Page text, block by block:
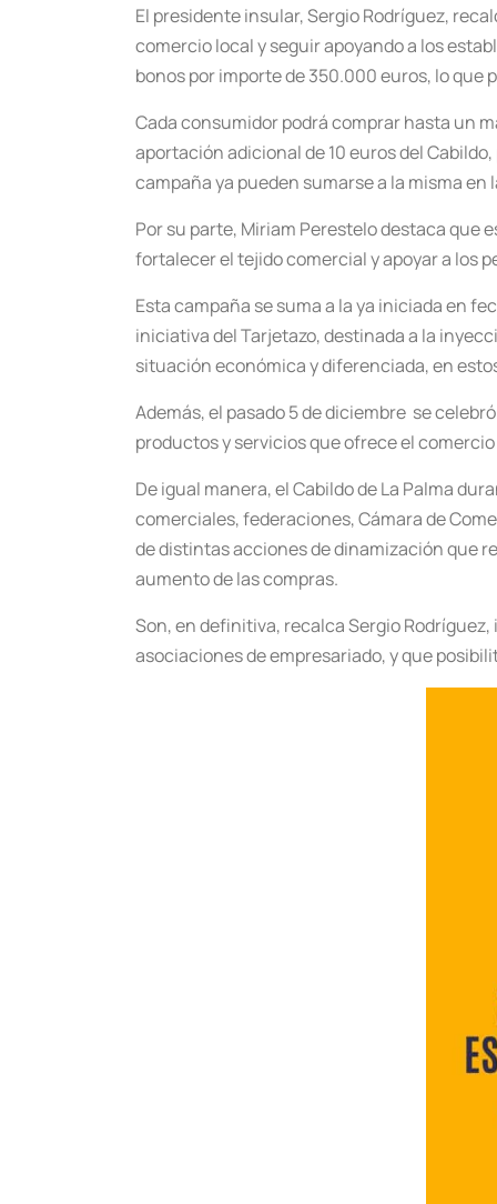
El presidente insular, Sergio Rodríguez,
comercio local y seguir apoyando a los
bonos por importe de 350.000 euros, lo
Cada consumidor podrá comprar hasta un
aportación adicional de 10 euros del
campaña ya pueden sumarse a la misma en
Por su parte, Miriam Perestelo destaca que
fortalecer el tejido comercial y apoyar a los
Esta campaña se suma a la ya iniciada en
iniciativa del Tarjetazo, destinada a la
situación económica y diferenciada, en
Además, el pasado 5 de diciembre se
productos y servicios que ofrece el
De igual manera, el Cabildo de La Palma
comerciales, federaciones, Cámara de
de distintas acciones de dinamización que
aumento de las compras.
Son, en definitiva, recalca Sergio
asociaciones de empresariado, y que